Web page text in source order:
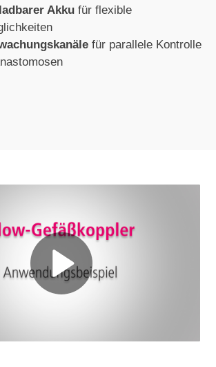
Akku für flexible
für parallele Kontrolle